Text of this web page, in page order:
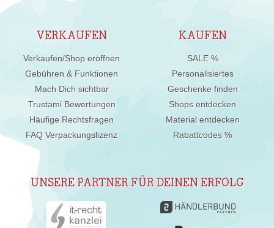
VERKAUFEN
Verkaufen/Shop eröffnen
Gebühren & Funktionen
Mach Dich sichtbar
Trustami Bewertungen
Häufige Rechtsfragen
FAQ Verpackungslizenz
KAUFEN
SALE %
Personalisiertes
Geschenke finden
Shops entdecken
Material entdecken
Rabattcodes %
UNSERE PARTNER FÜR DEINEN ERFOLG